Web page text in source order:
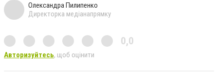
Олександра Пилипенко
Директорка медіанапрямку
0,0
Авторизуйтесь, щоб оцінити